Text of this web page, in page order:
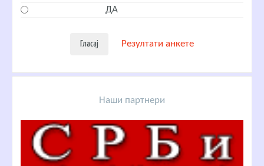
ДА
Резултати анкете
Наши партнери